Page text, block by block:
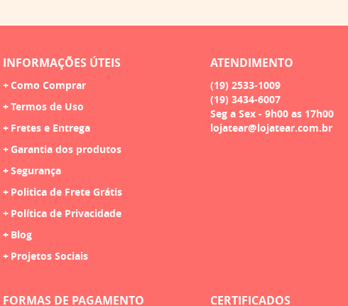
INFORMAÇÕES ÚTEIS
Como Comprar
Termos de Uso
Fretes e Entrega
Garantia dos produtos
Segurança
Politica de Frete Grátis
Política de Privacidade
Blog
Projetos Sociais
ATENDIMENTO
(19) 2533-1009
(19) 3434-6007
Seg a Sex - 9h00 as 17h00
lojatear@lojatear.com.br
FORMAS DE PAGAMENTO CERTIFICADOS